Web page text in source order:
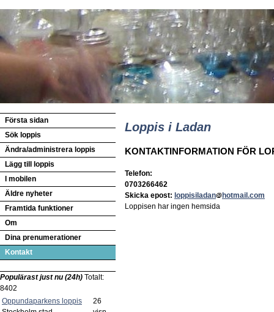
Första sidan
Sök loppis
Ändra/administrera loppis
Lägg till loppis
I mobilen
Äldre nyheter
Framtida funktioner
Om
Dina prenumerationer
Kontakt
Populärast just nu (24h) Totalt:
8402
Oppundaparkens loppis
26
Loppis i Ladan
KONTAKTINFORMATION FÖR
Telefon:
0703266462
Skicka epost: loppisiladan
hotmail.com
Loppisen har ingen hemsida